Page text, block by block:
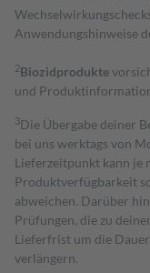
Anwendungshinweise
2Biozidprodukte
und
3Die Übergabe deiner
bei uns werktags von
Lieferzeitpunkt kann je
Produktverfügbarkeit
abweichen. Darüber
Prüfungen, die zu
Lieferfrist um die
verlängern.